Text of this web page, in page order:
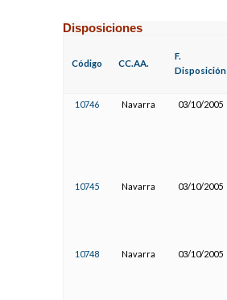
Disposiciones
Código CC.AA.
F.
Disposición
10746 Navarra 03/10/2005
10745 Navarra 03/10/2005
10748 Navarra 03/10/2005